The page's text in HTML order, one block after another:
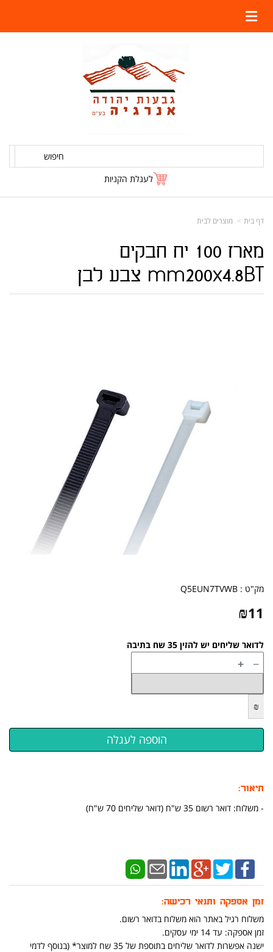
חיפוש
לעגלת הקניות
דף בית מוצרים לבית
מארז 100 יח חבקים
mm200x4.8BT צבע לבן
מק"ט : Q5EUN7TVWB
₪11
לדואר שליחים יש להזין 35 שח בתיבה
−
+
₪
תיאור:
- משלוח: דואר רשום 35 ש"ח (דואר שליחים 70 ש"ח)
זמן אספקה ותנאי רכישה:
משלוח רגיל באתר הוא משלוח בדואר רשום.
זמן אספקה: עד 14 ימי עסקים.
ישנה אפשרות לדואר שליחים בתוספת של 35 שח למוצר* (בנוסף לדמי